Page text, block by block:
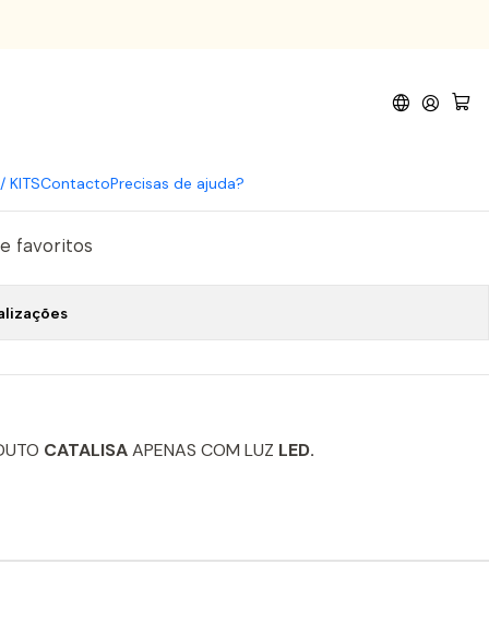
KITSContactoPrecisas de ajuda?
agora
favoritos
CATALISAAPENAS COM LUZ LED.